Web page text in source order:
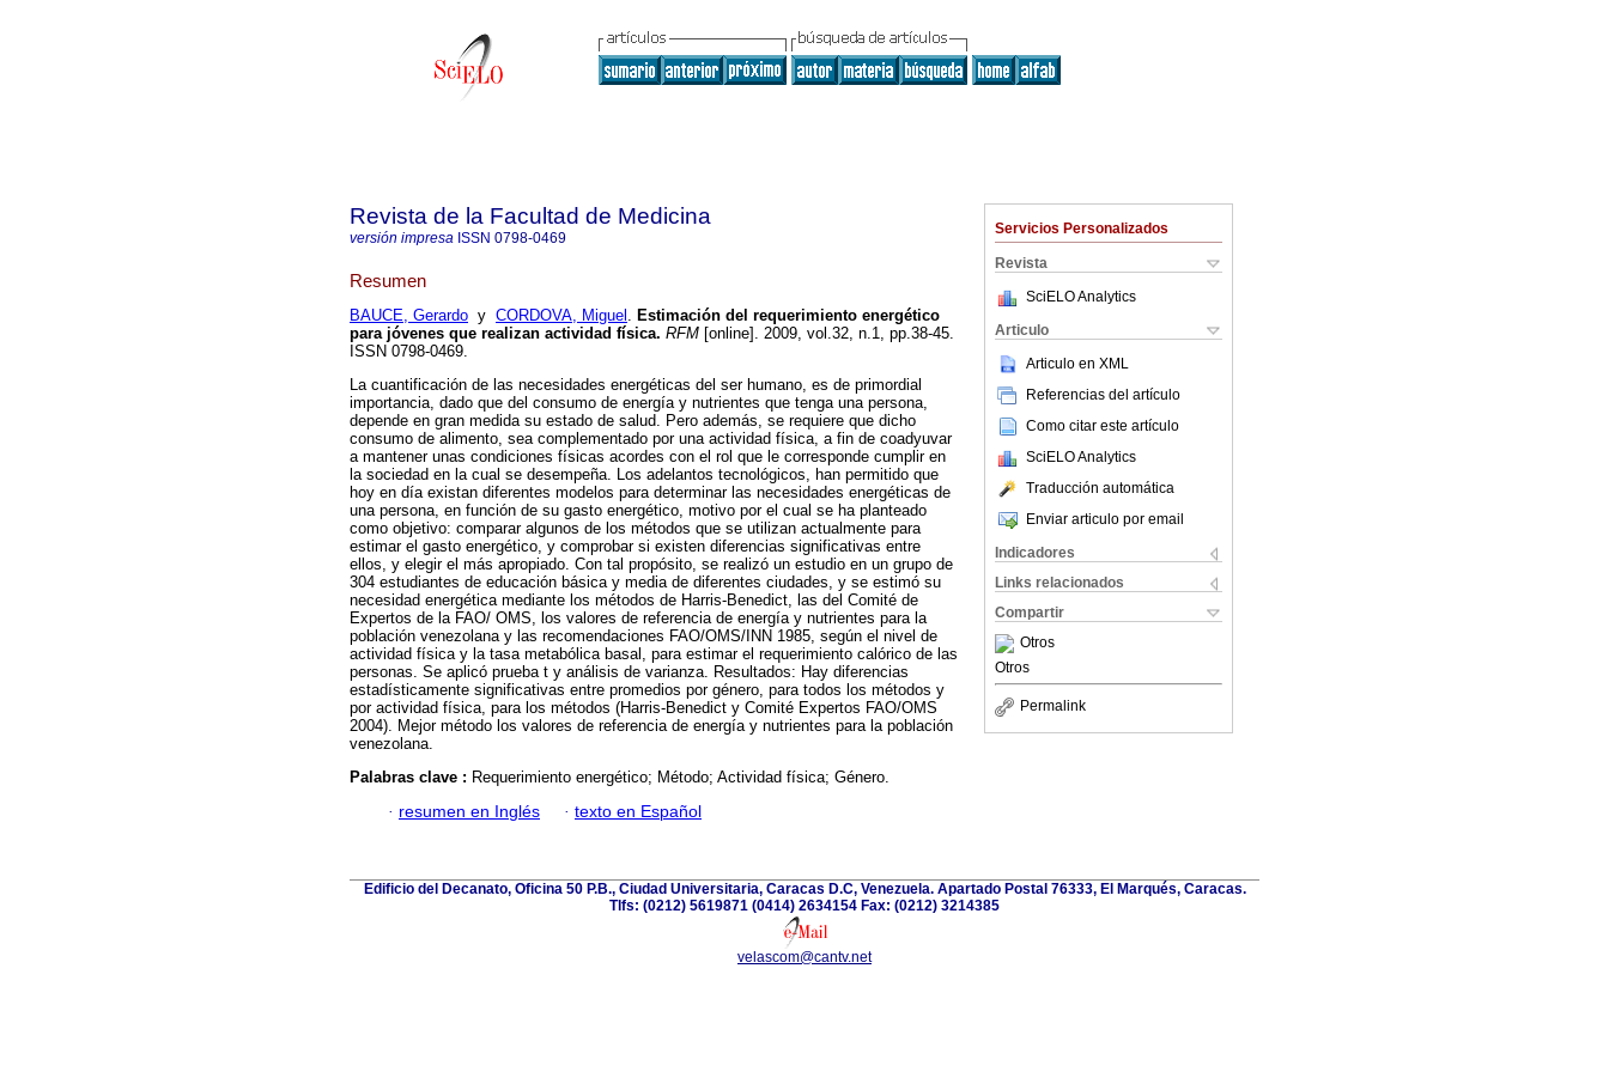
Servicios Personalizados
Revista
SciELO Analytics
Articulo
Articulo en XML
Referencias del artículo
Como citar este artículo
SciELO Analytics
Traducción automática
Enviar articulo por email
Indicadores
Links relacionados
Compartir
Otros
Otros
Permalink
Revista de la Facultad de Medicina
versión impresa ISSN 0798-0469
Resumen
BAUCE, Gerardo y CORDOVA, Miguel . Estimación del requerimiento energético
para jóvenes que realizan actividad física. RFM [online]. 2009, vol.32, n.1, pp.38-45.
ISSN 0798-0469.
La cuantificación de las necesidades energéticas del ser humano, es de primordial
importancia, dado que del consumo de energía y nutrientes que tenga una persona,
depende en gran medida su estado de salud. Pero además, se requiere que dicho
consumo de alimento, sea complementado por una actividad física, a fin de coadyuvar
a mantener unas condiciones físicas acordes con el rol que le corresponde cumplir en
la sociedad en la cual se desempeña. Los adelantos tecnológicos, han permitido que
hoy en día existan diferentes modelos para determinar las necesidades energéticas de
una persona, en función de su gasto energético, motivo por el cual se ha planteado
como objetivo: comparar algunos de los métodos que se utilizan actualmente para
estimar el gasto energético, y comprobar si existen diferencias significativas entre
ellos, y elegir el más apropiado. Con tal propósito, se realizó un estudio en un grupo de
304 estudiantes de educación básica y media de diferentes ciudades, y se estimó su
necesidad energética mediante los métodos de Harris-Benedict, las del Comité de
Expertos de la FAO/ OMS, los valores de referencia de energía y nutrientes para la
población venezolana y las recomendaciones FAO/OMS/INN 1985, según el nivel de
actividad física y la tasa metabólica basal, para estimar el requerimiento calórico de las
personas. Se aplicó prueba t y análisis de varianza. Resultados: Hay diferencias
estadísticamente significativas entre promedios por género, para todos los métodos y
por actividad física, para los métodos (Harris-Benedict y Comité Expertos FAO/OMS
2004). Mejor método los valores de referencia de energía y nutrientes para la población
venezolana.
Palabras clave : Requerimiento energético; Método; Actividad física; Género.
· resumen en Inglés · texto en Español
Edificio del Decanato, Oficina 50 P.B., Ciudad Universitaria, Caracas D.C, Venezuela. Apartado Postal 76333, El Marqués, Caracas.
Tlfs: (0212) 5619871 (0414) 2634154 Fax: (0212) 3214385
velascom@cantv.net